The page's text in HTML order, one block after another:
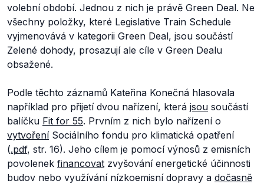
volební období. Jednou z nich je právě Green Deal. Ne
všechny položky, které Legislative Train Schedule
vyjmenovává v kategorii Green Deal, jsou součástí
Zelené dohody, prosazují ale cíle v Green Dealu
obsažené.
Podle těchto záznamů Kateřina Konečná hlasovala
například pro přijetí dvou nařízení, která jsou součástí
balíčku Fit for 55. Prvním z nich bylo nařízení o
vytvořeníSociálního fondu pro klimatická opatření
(.pdf, str. 16). Jeho cílem je pomocí výnosů z emisních
povolenek financovat zvyšování energetické účinnosti
budov nebo využívání nízkoemisní dopravy a dočasně